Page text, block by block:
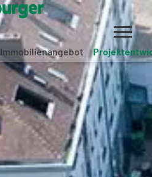
Immobilienangebot